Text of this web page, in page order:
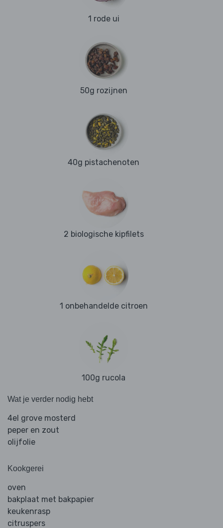
1 rode ui
50g rozijnen
40g pistachenoten
2 biologische kipfilets
1 onbehandelde citroen
100g rucola
Wat je verder nodig hebt
4el grove mosterd
peper en zout
olijfolie
Kookgerei
oven
bakplaat met bakpapier
keukenrasp
citruspers